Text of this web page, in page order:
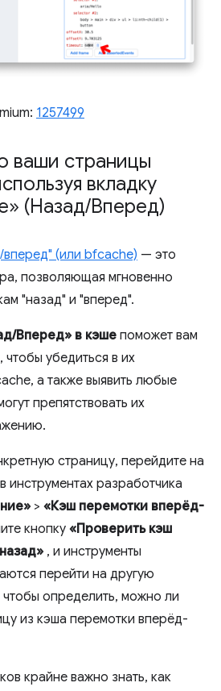
1257499
ваши страницы
вкладку
(Назад/Вперед)
(или bfcache) — это
позволяющая мгновенно
"назад" и "вперед".
Вперед» в кэше поможет вам
убедиться в их
а также выявить любые
препятствовать их
страницу, перейдите на
инструментах разработчика
> «Кэш перемотки вперёд-
кнопку«Проверить кэш
, и инструменты
перейти на другую
определить, можно ли
из кэша перемотки вперёд-
крайне важно знать, как